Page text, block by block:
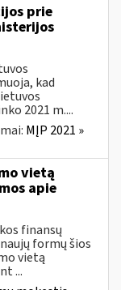
prie
kad
2021 m....
MĮP 2021 »
vietą
apie
finansų
formų šios
vietą
...